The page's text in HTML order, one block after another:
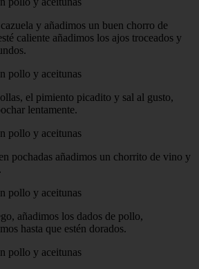
y añadimos un buen chorro de
caliente añadimos los ajos troceados y
el pimiento picadito y sal al gusto,
lentamente.
pochadas añadimos un chorrito de vino y
añadimos los dados de pollo,
hasta que estén dorados.